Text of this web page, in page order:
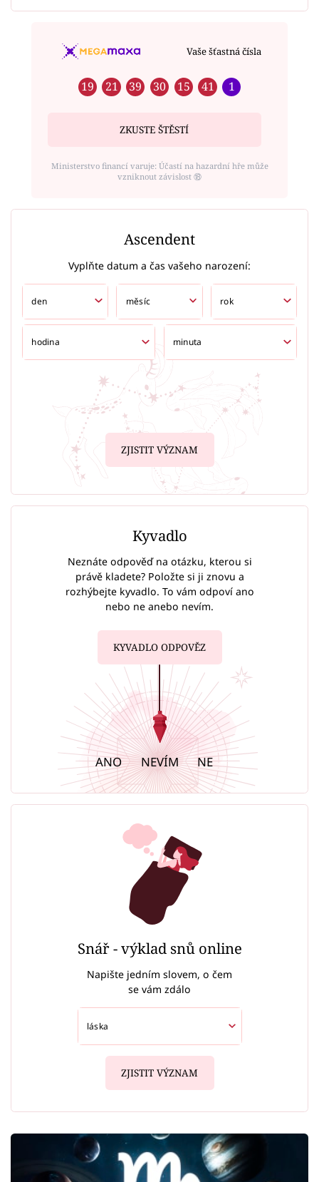
Vaše šťastná čísla
19 21 39 30 15 41 1
ZKUSTE ŠTĚSTÍ
Ministerstvo financí varuje: Účastí na hazardní hře může
vzniknout závislost ⑱
Ascendent
Vyplňte datum a čas vašeho narození:
ZJISTIT VÝZNAM
Kyvadlo
Neznáte odpověď na otázku, kterou si
právě kladete? Položte si ji znovu a
rozhýbejte kyvadlo. To vám odpoví ano
nebo ne anebo nevím.
KYVADLO ODPOVĚZ
ANO NEVÍM NE
Snář - výklad snů online
Napište jedním slovem, o čem
se vám zdálo
ZJISTIT VÝZNAM